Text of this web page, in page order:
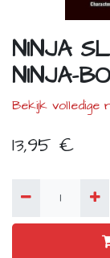
NINJA
NINJA-
Bekijk volledige
13,95 €